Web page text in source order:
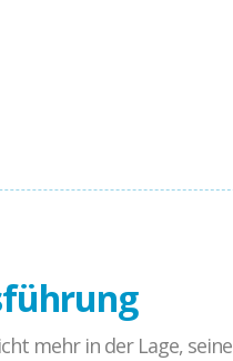
mehr in der Lage, seine